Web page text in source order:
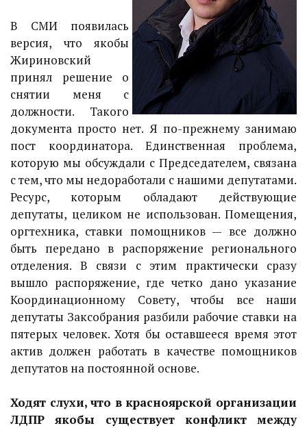
В СМИ появилась
версия, что якобы
Жириновский
принял решение о
снятии меня с
должности. Такого
документа просто нет. Я по-прежнему занимаю
пост координатора. Единственная проблема,
которую мы обсуждали с Председателем, связана
с тем, что мы недоработали с нашими депутатами.
Ресурс, которым обладают действующие
депутаты, целиком не использован. Помещения,
оргтехника, ставки помощников — все должно
быть передано в распоряжение регионального
отделения. В связи с этим практически сразу
вышло распоряжение, где четко дано указание
Координационному Совету, чтобы все наши
депутаты Заксобрания разбили рабочие ставки на
пятерых человек. Хотя бы оставшееся время этот
актив должен работать в качестве помощников
депутатов на постоянной основе.
Ходят слухи, что в красноярской организации
ЛДПР якобы существует конфликт между